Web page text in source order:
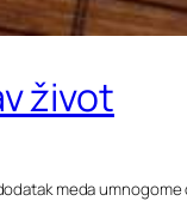
život
meda